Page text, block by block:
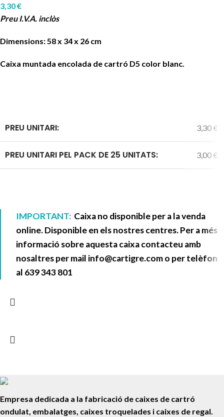
3,30€
Preu I.V.A. inclòs
Dimensions: 58 x 34 x 26 cm
Caixa muntada encolada de cartró D5 color blanc.
PREU UNITARI: 3,30 €
PREU UNITARI PEL PACK DE 25 UNITATS: 3,00 €
IMPORTANT: Caixa no disponible per a la venda
online. Disponible en els nostres centres. Per a més
informació sobre aquesta caixa contacteu amb
nosaltres per mail info@cartigre.como per telèfon
al 639 343 801
Empresa dedicada a la fabricació de caixes de cartró
ondulat, embalatges, caixes troquelades i caixes de regal.